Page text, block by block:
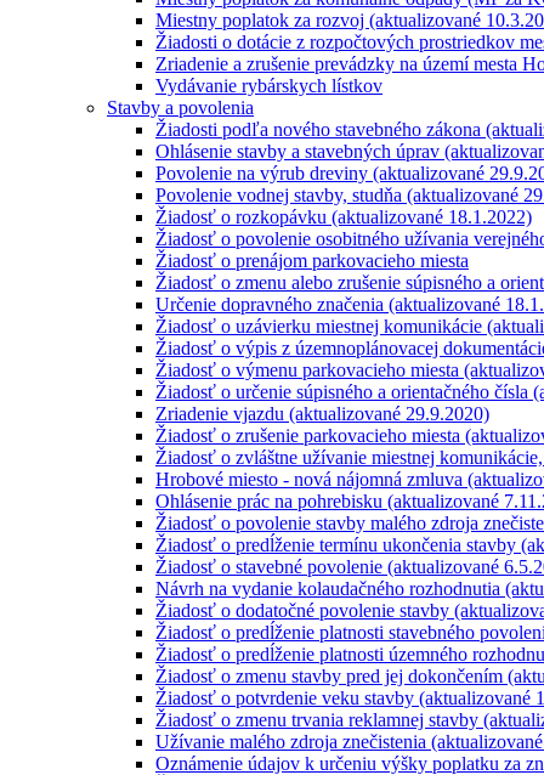
Miestny poplatok za rozvoj (aktualizované
Žiadosti o dotácie z rozpočtových prostriedkov
Zriadenie a zrušenie prevádzky na území mesta
Vydávanie rybárskych lístkov
Stavby a povolenia
Žiadosti podľa nového stavebného zákona
Ohlásenie stavby a stavebných úprav
Povolenie na výrub dreviny (aktualizované
Povolenie vodnej stavby, studňa (aktualizované
Žiadosť o rozkopávku (aktualizované 18.1.2022)
Žiadosť o povolenie osobitného užívania
Žiadosť o prenájom parkovacieho miesta
Žiadosť o zmenu alebo zrušenie súpisného a
Určenie dopravného značenia (aktualizované
Žiadosť o uzávierku miestnej komunikácie
Žiadosť o výpis z územnoplánovacej
Žiadosť o výmenu parkovacieho miesta
Žiadosť o určenie súpisného a orientačného čísla
Zriadenie vjazdu (aktualizované 29.9.2020)
Žiadosť o zrušenie parkovacieho miesta
Žiadosť o zvláštne užívanie miestnej
Hrobové miesto - nová nájomná zmluva
Ohlásenie prác na pohrebisku (aktualizované
Žiadosť o povolenie stavby malého zdroja
Žiadosť o predĺženie termínu ukončenia stavby
Žiadosť o stavebné povolenie (aktualizované
Návrh na vydanie kolaudačného rozhodnutia
Žiadosť o dodatočné povolenie stavby
Žiadosť o predĺženie platnosti stavebného
Žiadosť o predĺženie platnosti územného
Žiadosť o zmenu stavby pred jej dokončením
Žiadosť o potvrdenie veku stavby (aktualizované
Žiadosť o zmenu trvania reklamnej stavby
Užívanie malého zdroja znečistenia
Oznámenie údajov k určeniu výšky poplatku za